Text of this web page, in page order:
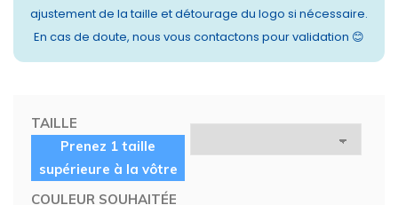
ajustement de la taille et détourage du logo si nécessaire.
En cas de doute, nous vous contactons pour validation 😊
TAILLE
Prenez 1 taille
supérieure à la vôtre
COULEUR SOUHAITÉE